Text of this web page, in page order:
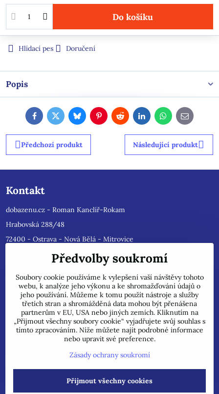
Do košíku
Hlídací pes Doručení
Popis
FacebookTwitterBlueskyPinterestRedditLinkedInWhatsApp
E-
mail
Předchozí produkt Následující produkt
Kontakt
dobazenu.cz - Roman Kanclíř-Rokam
Hrabovská 288/48
72400 - Ostrava - Nová Bělá - Mitrovice
rokam@seznam.cz
(Prosíme nyní dotazy do mailu, ihned
odpovíme, jsme přetíženi). Reklamace prosíme pouze do mailu,
přepošleme výrobci s dalším řešením.
Jsme plátci DPH.
POZOR !!! Jedná se pouze o INTERNETOVÝ PRODEJ, na uvedené
adrese běžně neprodáváme!
Důležité informace
©2026CopyrightPředvolby soukromíZásady ochrany soukromí
Předvolby soukromí
Soubory cookie používáme k vylepšení vaší návštěvy tohoto
webu, k analýze jeho výkonu a ke shromažďování údajů o
jeho používání. Můžeme k tomu použít nástroje a služby
třetích stran a shromážděná data mohou být přenášena
partnerům v EU, USA nebo jiných zemích. Kliknutím na
„Přijmout všechny soubory cookie“ vyjadřujete svůj souhlas s
tímto zpracováním. Níže můžete najít podrobné informace
nebo upravit své preference.
Zásady ochrany soukromí
Přijmout všechny cookies